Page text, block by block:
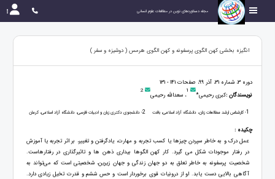
مجله دستاوردهای نوین در مطالعات علوم انسانی
انگیزه بخشی کهن الگوی پرسفونه و کهن الگوی هرمس ( دوشیزه و سفر )
دوره 3، شماره 31، آذر 99، صفحات 141 - 131
نویسندگان :کبری رحیمی* 1، سعدالله رحیمی 2
1- کارشناس ارشد مطالعات زنان، دانشگاه آزاد اسلامی، بافت 2- دانشجوی دکتری زبان و ادبیات فارسی، دانشگاه آزاد اسلامی، کرمان
چکیده :
عمل درک و به خاطر سپردن چیزها یا کسب تجربه و مهارت، یادگرفتن و تغییر، بر اثر تجربه یا آموزش
در رفتار موجودات شکل می گیرد. کار کهن الگوها بیداری ذهن ها و تاثیرگذاری در رفتارهاست.
شخصیت پرسفونه به خاطر تعلق به دو جهان زندگی و جهان زیرین، شخصیتی است که می‌تواند به
آگاهی بالایی دست یابد. او از درونیات قوی برخوردار است و حس ششم و قدرت تخیل زیادی دارد.